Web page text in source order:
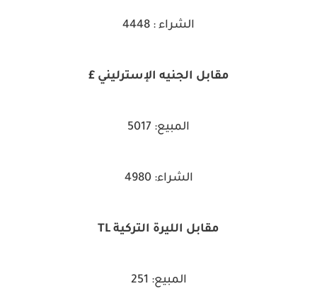
الشراء : 4448
مقابل الجنيه الإسترليني £
المبيع: 5017
الشراء: 4980
مقابل الليرة التركية TL
المبيع: 251